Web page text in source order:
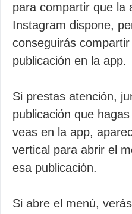
para compartir que la
Instagram dispone,
conseguirás
publicación en la app.
Si prestas atención,
publicación que
veas en la app,
vertical para abrir el
esa publicación.
Si abre el menú,